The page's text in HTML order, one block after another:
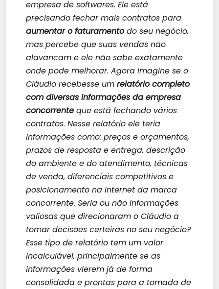
empresa de softwares. Ele está
precisando fechar mais contratos para
aumentar o faturamentodo seu negócio,
mas percebe que suas vendas não
alavancam e ele não sabe exatamente
onde pode melhorar. Agora imagine se o
Cláudio recebesse um relatório completo
com diversas informações da empresa
concorrente que está fechando vários
contratos. Nesse relatório ele teria
informações como: preços e orçamentos,
prazos de resposta e entrega, descrição
do ambiente e do atendimento, técnicas
de venda, diferenciais competitivos e
posicionamento na internet da marca
concorrente. Seria ou não informações
valiosas que direcionaram o Cláudio a
tomar decisões certeiras no seu negócio?
Esse tipo de relatório tem um valor
incalculável, principalmente se as
informações vierem já de forma
consolidada e prontas para a tomada de